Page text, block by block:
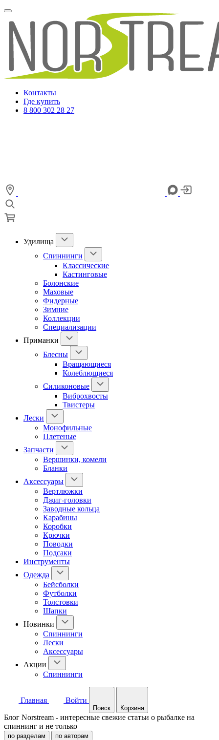
Контакты
Где купить
8 800 302 28 27
Удилища
Спиннинги
Классические
Кастинговые
Болонские
Маховые
Фидерные
Зимние
Коллекции
Специализации
Приманки
Блесны
Вращающиеся
Колеблющиеся
Силиконовые
Виброхвосты
Твистеры
Лески
Монофильные
Плетеные
Запчасти
Вершинки, комели
Бланки
Аксессуары
Вертлюжки
Джиг-головки
Заводные кольца
Карабины
Коробки
Крючки
Поводки
Подсаки
Инструменты
Одежда
Бейсболки
Футболки
Толстовки
Шапки
Новинки
Спиннинги
Лески
Аксессуары
Акции
Спиннинги
Главная Войти
Поиск Корзина
Блог Norstream - интересные свежие статьи о рыбалке на
спиннинг и не только
по разделам по авторам